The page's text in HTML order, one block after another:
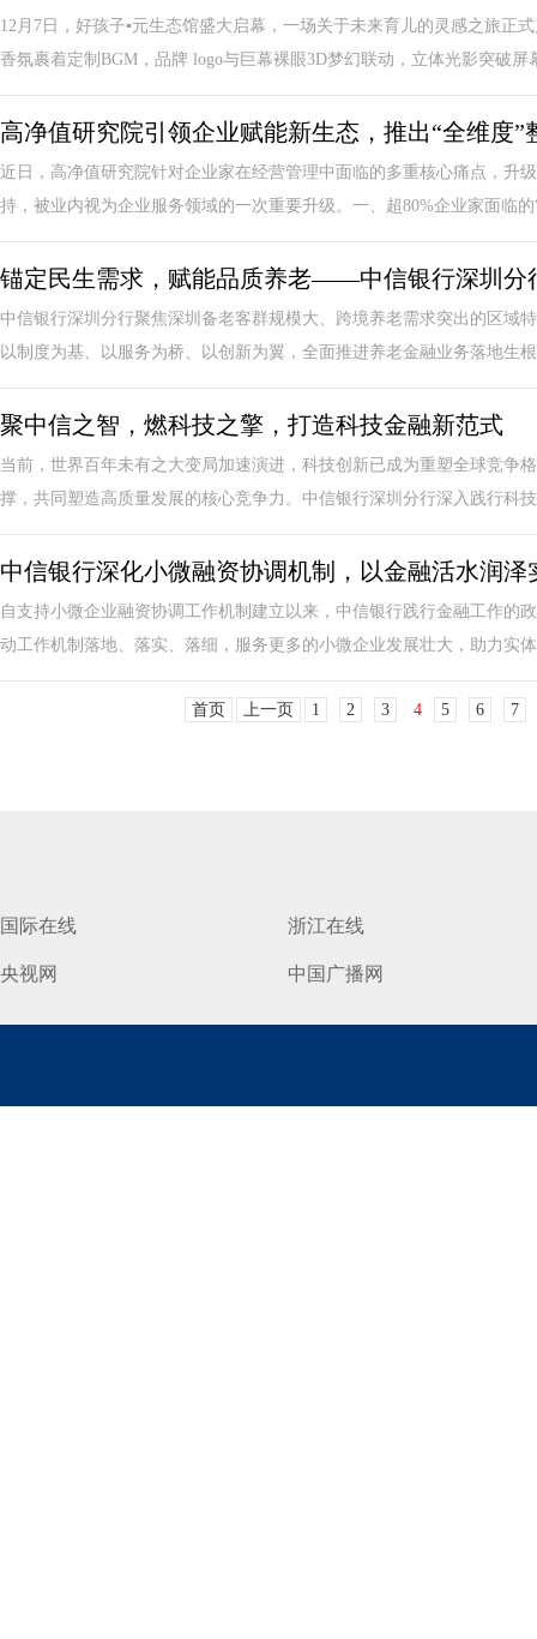
12月7日，好孩子▪元生态馆盛大启幕，一场关于未来育儿的灵感之旅正
香氛裹着定制BGM，品牌 logo与巨幕裸眼3D梦幻联动，立体光影突破屏
高净值研究院引领企业赋能新生态，推出“全维度”
近日，高净值研究院针对企业家在经营管理中面临的多重核心痛点，升
持，被业内视为企业服务领域的一次重要升级。一、超80%企业家面临
锚定民生需求，赋能品质养老——中信银行深圳分
中信银行深圳分行聚焦深圳备老客群规模大、跨境养老需求突出的区域
以制度为基、以服务为桥、以创新为翼，全面推进养老金融业务落地生
聚中信之智，燃科技之擎，打造科技金融新范式
当前，世界百年未有之大变局加速演进，科技创新已成为重塑全球竞争
撑，共同塑造高质量发展的核心竞争力。中信银行深圳分行深入践行科
中信银行深化小微融资协调机制，以金融活水润泽
自支持小微企业融资协调工作机制建立以来，中信银行践行金融工作的
动工作机制落地、落实、落细，服务更多的小微企业发展壮大，助力实
首页 上一页 1 2 3 4 5 6 7
国际在线 浙江在线
央视网 中国广播网